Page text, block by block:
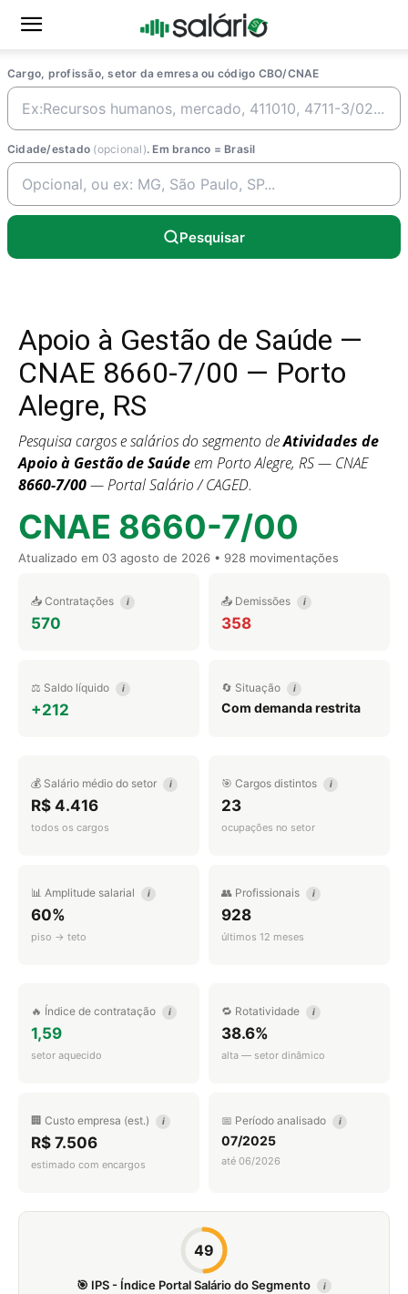
Cargo, profissão, setor da emresa ou código CBO/CNAE
Cidade/estado (opcional). Em branco = Brasil
Pesquisar
Apoio à Gestão de Saúde —
CNAE 8660-7/00 — Porto
Alegre, RS
Pesquisa cargos e salários do segmento deAtividades de
Apoio à Gestão de Saúdeem Porto Alegre, RS — CNAE
8660-7/00— Portal Salário / CAGED.
CNAE 8660-7/00
Atualizado em 03 agosto de 2026 • 928 movimentações
📥 Contratações i
570
📤 Demissões i
358
⚖️ Saldo líquido i
+212
🔄 Situação i
Com demanda restrita
💰 Salário médio do setor i
R$ 4.416
todos os cargos
🎯 Cargos distintos i
23
ocupações no setor
📊 Amplitude salarial i
60%
piso → teto
👥 Profissionais i
928
últimos 12 meses
🔥 Índice de contratação i
1,59
setor aquecido
🔁 Rotatividade i
38.6%
alta — setor dinâmico
🏢 Custo empresa (est.) i
R$ 7.506
estimado com encargos
📅 Período analisado i
07/2025
até 06/2026
49
🎯 IPS - Índice Portal Salário do Segmento i